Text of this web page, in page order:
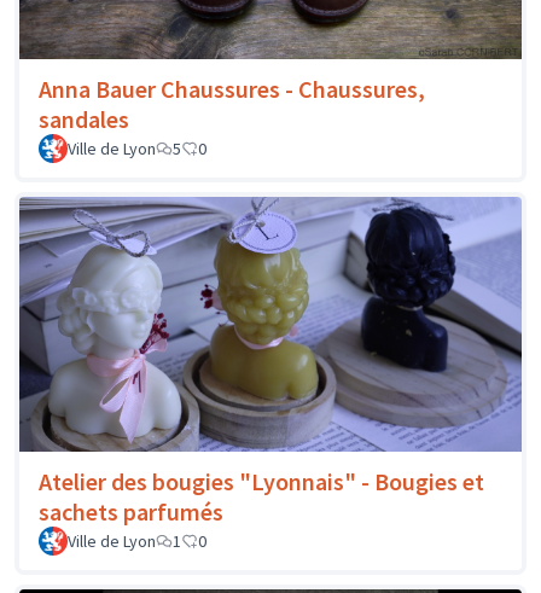
Anna Bauer Chaussures - Chaussures,
sandales
Ville de Lyon 5 0
Atelier des bougies "Lyonnais" - Bougies et
sachets parfumés
Ville de Lyon 1 0